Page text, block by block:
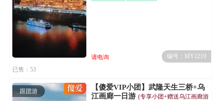
请电询
编号：MY2219
已售：53
跟团游
【傻爱VIP小团】武隆天生三桥+乌
江画廊一日游 (专享小团+赠送乌江画廊游